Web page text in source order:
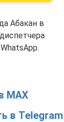
Абакан в
MAX
в Telegram